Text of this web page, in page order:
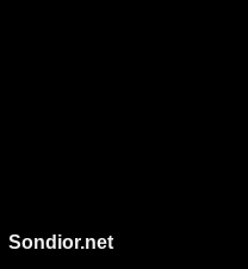
Sondior.net